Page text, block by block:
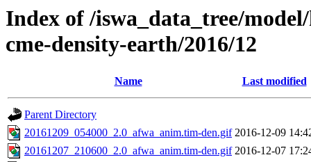
Index of /iswa_data_tree/
cme-density-earth/2016/12
Name Last modified
Parent Directory
20161209_054000_2.0_afwa_anim.tim-den.gif 2016-12-09
20161207_210600_2.0_afwa_anim.tim-den.gif 2016-12-07